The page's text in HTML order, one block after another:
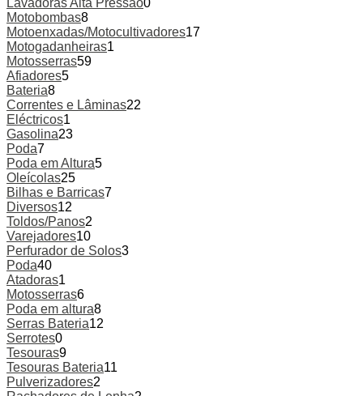
Lavadoras Alta Pressão0
Motobombas8
Motoenxadas/Motocultivadores17
Motogadanheiras1
Motosserras59
Afiadores5
Bateria8
Correntes e Lâminas22
Eléctricos1
Gasolina23
Poda7
Poda em Altura5
Oleícolas25
Bilhas e Barricas7
Diversos12
Toldos/Panos2
Varejadores10
Perfurador de Solos3
Poda40
Atadoras1
Motosserras6
Poda em altura8
Serras Bateria12
Serrotes0
Tesouras9
Tesouras Bateria11
Pulverizadores2